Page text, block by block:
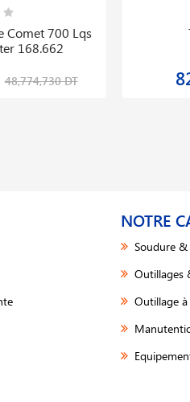
Comet 700 Lqs
168.662
48,774,730 DT
NOTRE
Soudure &
Outillages
Outillage